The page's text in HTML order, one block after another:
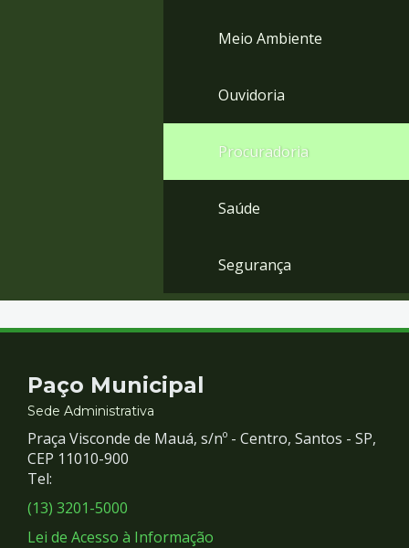
Meio Ambiente
Ouvidoria
Procuradoria
Saúde
Segurança
Contato
e
Redes
Sociais
Paço Municipal
Sede Administrativa
Praça Visconde de Mauá, s/nº - Centro, Santos - SP,
CEP 11010-900
Tel:
(13) 3201-5000
Lei de Acesso à Informação